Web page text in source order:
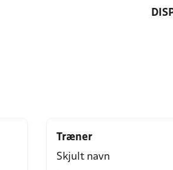
Træner
Skjult navn